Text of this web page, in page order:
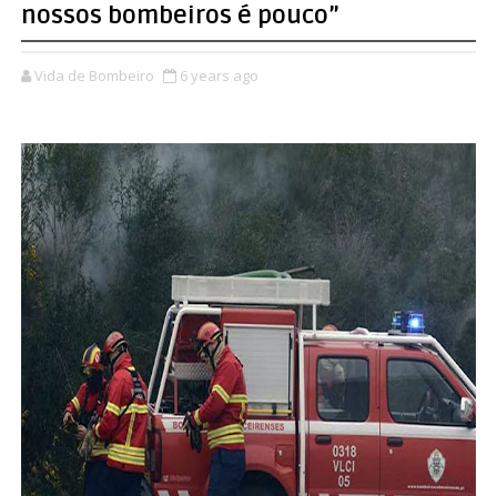
nossos bombeiros é pouco”
Vida de Bombeiro 6 years ago